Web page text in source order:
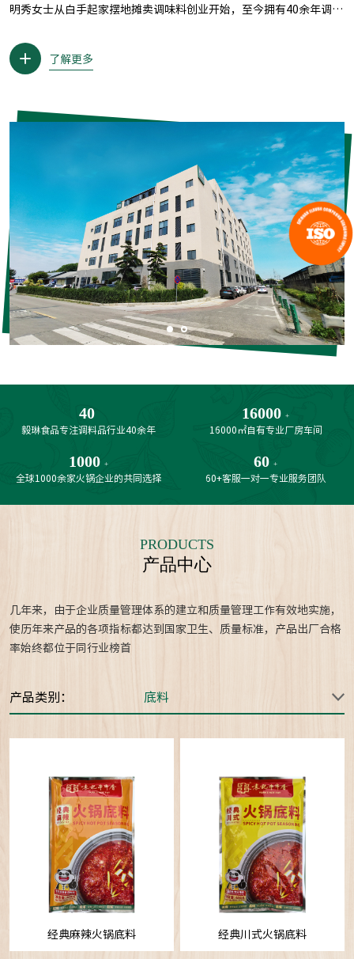
明秀女士从白手起家摆地摊卖调味料创业开始，至今拥有40余年调味
的行业积累沉淀，于2007年11月正式成立毅琳食品。经过16年的发
展，毅琳食品已成为一家专业多品类复合调味料研发生产和销售的企
心！
了解更多
40
毅琳食品专注调料品行业40余年
16000 +
16000㎡自有专业厂房车间
1000 +
全球1000余家火锅企业的共同选择
60 +
60+客服一对一专业服务团队
PRODUCTS
产品中心
几年来，由于企业质量管理体系的建立和质量管理工作有效地实施，
使历年来产品的各项指标都达到国家卫生、质量标准，产品出厂合格
率始终都位于同行业榜首
产品类别：
经典麻辣火锅底料 经典川式火锅底料